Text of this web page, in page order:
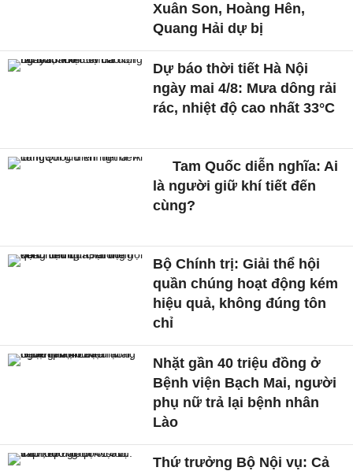
Xuân Son, Hoàng Hên,
Quang Hải dự bị
Dự báo thời tiết Hà Nội
ngày mai 4/8: Mưa dông rải
rác, nhiệt độ cao nhất 33°C
Tam Quốc diễn nghĩa: Ai
là người giữ khí tiết đến
cùng?
Bộ Chính trị: Giải thể hội
quần chúng hoạt động kém
hiệu quả, không đúng tôn
chỉ
Nhặt gần 40 triệu đồng ở
Bệnh viện Bạch Mai, người
phụ nữ trả lại bệnh nhân
Lào
Thứ trưởng Bộ Nội vụ: Cả